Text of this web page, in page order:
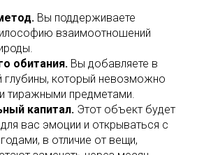
Вы поддерживаете
взаимоотношений
обитания. Вы добавляете в
глубины, который невозможно
тиражными предметами.
капитал. Этот объект будет
вас эмоции и открываться с
в отличие от вещи,